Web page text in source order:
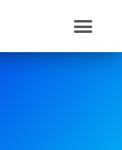
メ
ニ
ュ